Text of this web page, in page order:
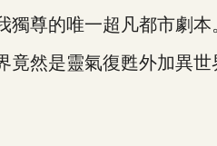
獨尊的唯一超凡都市劇本
然是靈氣復甦外加異世